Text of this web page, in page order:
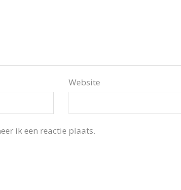
Website
ik een reactie plaats.